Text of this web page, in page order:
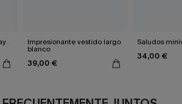
Impresionante vestido largo
blanco
39,00 €
Saludos
34,00 €